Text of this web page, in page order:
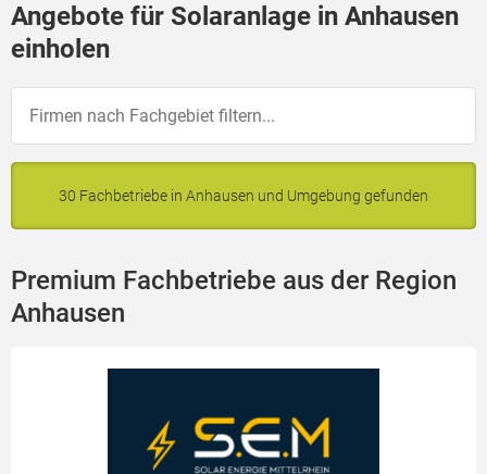
Angebote für Solaranlage in Anhausen
einholen
30 Fachbetriebe in Anhausen und Umgebung gefunden
Premium Fachbetriebe aus der Region
Anhausen